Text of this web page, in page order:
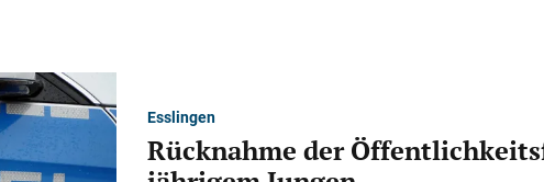
Esslingen
Rücknahme der